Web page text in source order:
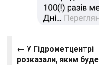
← У Гідрометцентрі
розказали, яким буде